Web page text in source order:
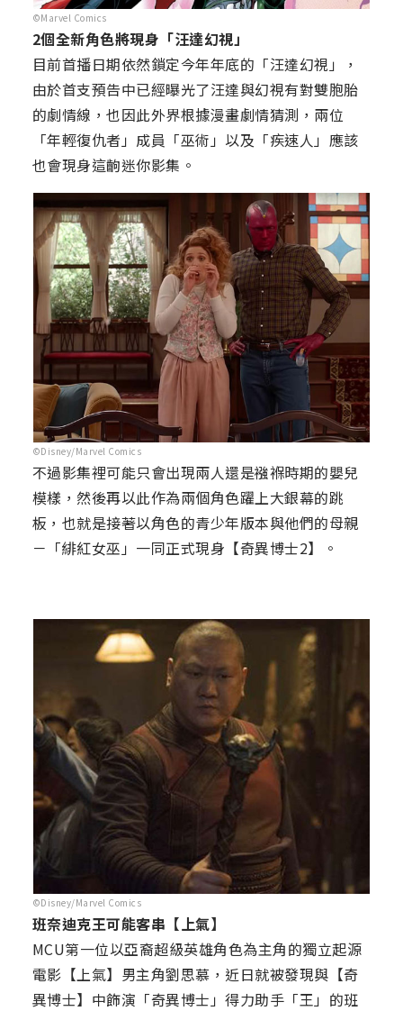
©Marvel Comics
2個全新角色將現身「汪達幻視」
目前首播日期依然鎖定今年年底的「汪達幻視」，
由於首支預告中已經曝光了汪達與幻視有對雙胞胎
的劇情線，也因此外界根據漫畫劇情猜測，兩位
「年輕復仇者」成員「巫術」以及「疾速人」應該
也會現身這齣迷你影集。
©Disney/Marvel Comics
不過影集裡可能只會出現兩人還是襁褓時期的嬰兒
模樣，然後再以此作為兩個角色躍上大銀幕的跳
板，也就是接著以角色的青少年版本與他們的母親
－「緋紅女巫」一同正式現身【奇異博士2】。
©Disney/Marvel Comics
班奈迪克王可能客串【上氣】
MCU第一位以亞裔超級英雄角色為主角的獨立起源
電影【上氣】男主角劉思慕，近日就被發現與【奇
異博士】中飾演「奇異博士」得力助手「王」的班